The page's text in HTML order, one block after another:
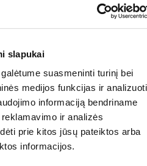
slapukai
suasmeninti turinį bei
medijos funkcijas ir analizuoti
informaciją bendriname
ir analizės
prie kitos jūsų pateiktos arba
informacijos.
baltymai (Kjeldalio metodas) min. 14,7
crude fibre max. 9.75%, crude ash
svorio ir amžiaus. Užtikrinkite
vandens ir šieno.
pašaras